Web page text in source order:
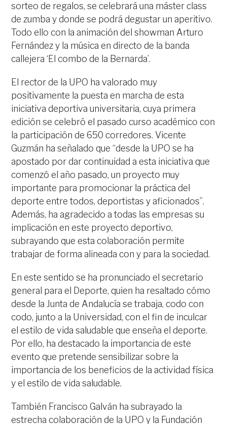
sorteo de regalos, se celebrará una máster class
de zumba y donde se podrá degustar un aperitivo.
Todo ello con la animación del showman Arturo
Fernández y la música en directo de la banda
callejera ‘El combo de la Bernarda’.
El rector de la UPO ha valorado muy
positivamente la puesta en marcha de esta
iniciativa deportiva universitaria, cuya primera
edición se celebró el pasado curso académico con
la participación de 650 corredores. Vicente
Guzmán ha señalado que “desde la UPO se ha
apostado por dar continuidad a esta iniciativa que
comenzó el año pasado, un proyecto muy
importante para promocionar la práctica del
deporte entre todos, deportistas y aficionados”.
Además, ha agradecido a todas las empresas su
implicación en este proyecto deportivo,
subrayando que esta colaboración permite
trabajar de forma alineada con y para la sociedad.
En este sentido se ha pronunciado el secretario
general para el Deporte, quien ha resaltado cómo
desde la Junta de Andalucía se trabaja, codo con
codo, junto a la Universidad, con el fin de inculcar
el estilo de vida saludable que enseña el deporte.
Por ello, ha destacado la importancia de este
evento que pretende sensibilizar sobre la
importancia de los beneficios de la actividad física
y el estilo de vida saludable.
También Francisco Galván ha subrayado la
estrecha colaboración de la UPO y la Fundación